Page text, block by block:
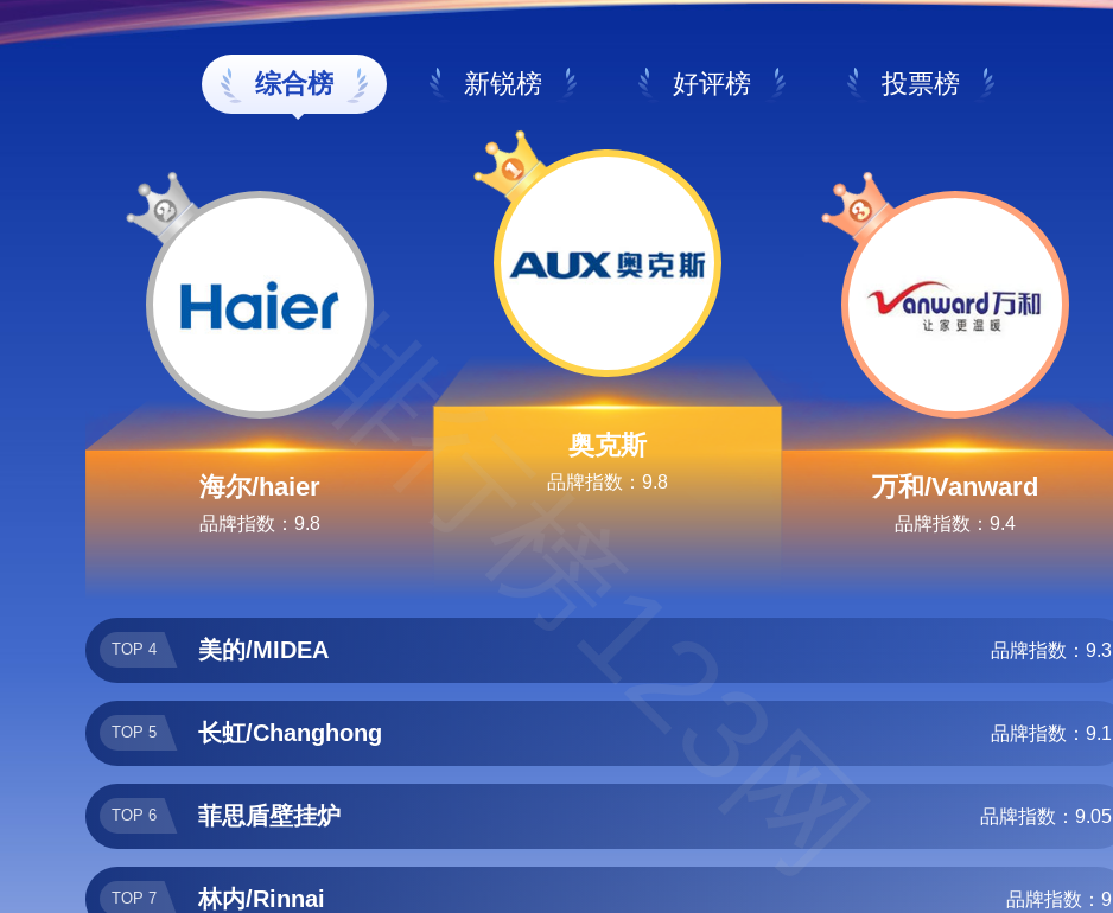
综合榜 新锐榜 好评榜 投票榜
海尔/haier
品牌指数：9.8
奥克斯
品牌指数：9.8 万和/Vanward
品牌指数：9.4
TOP 4 美的/MIDEA 品牌指数：9.3
TOP 5 长虹/Changhong 品牌指数：9.1
TOP 6 菲思盾壁挂炉 品牌指数：9.05
TOP 7 林内/Rinnai 品牌指数：9
排行榜123网